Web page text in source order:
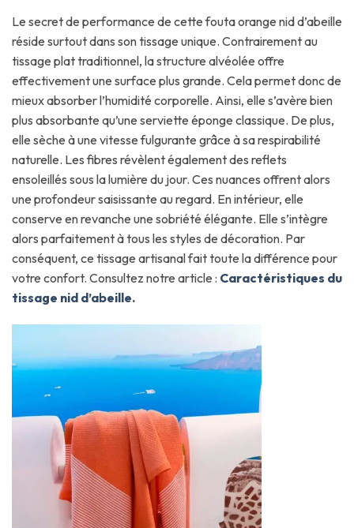
Le secret de performance de cette fouta orange nid d’abeille
réside surtout dans son tissage unique. Contrairement au
tissage plat traditionnel, la structure alvéolée offre
effectivement une surface plus grande. Cela permet donc de
mieux absorber l’humidité corporelle. Ainsi, elle s’avère bien
plus absorbante qu’une serviette éponge classique. De plus,
elle sèche à une vitesse fulgurante grâce à sa respirabilité
naturelle. Les fibres révèlent également des reflets
ensoleillés sous la lumière du jour. Ces nuances offrent alors
une profondeur saisissante au regard. En intérieur, elle
conserve en revanche une sobriété élégante. Elle s’intègre
alors parfaitement à tous les styles de décoration. Par
conséquent, ce tissage artisanal fait toute la différence pour
votre confort. Consultez notre article : Caractéristiques du
tissage nid d’abeille.